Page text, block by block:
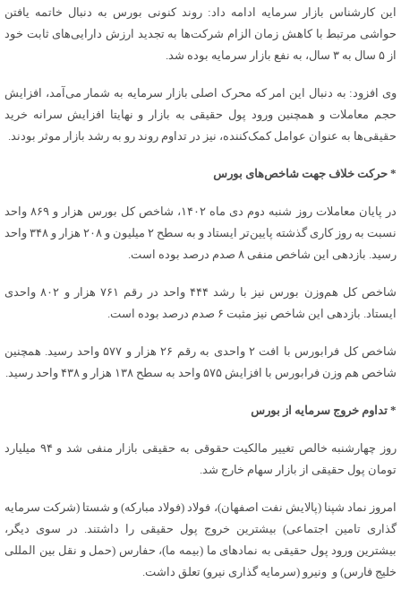
این کارشناس بازار سرمایه ادامه داد: روند کنونی بورس به دنبال خاتمه یافتن
حواشی مرتبط با کاهش زمان الزام شرکت‌ها به تجدید ارزش دارایی‌های ثابت خود
از ۵ سال به ۳ سال، به نفع بازار سرمایه بوده شد.
وی افزود: به دنبال این امر که محرک اصلی بازار سرمایه به شمار می‌آمد، افزایش
حجم معاملات و همچنین ورود پول حقیقی به بازار و نهایتا افزایش سرانه خرید
حقیقی‌ها به عنوان عوامل کمک‌کننده، نیز در تداوم روند رو به رشد بازار موثر بودند.
* حرکت خلاف جهت شاخص‌های بورس
در پایان معاملات روز شنبه دوم دی ماه ۱۴۰۲، شاخص کل بورس هزار و ۸۶۹ واحد
نسبت به روز کاری گذشته پایین‌تر ایستاد و به سطح ۲ میلیون و ۲۰۸ هزار و ۳۴۸ واحد
رسید. بازدهی این شاخص منفی ۸ صدم درصد بوده است.
شاخص کل هم‌وزن بورس نیز با رشد ۴۴۴ واحد در رقم ۷۶۱ هزار و ۸۰۲ واحدی
ایستاد. بازدهی این شاخص نیز مثبت ۶ صدم درصد بوده است.
شاخص کل فرابورس با افت ۲ واحدی به رقم ۲۶ هزار و ۵۷۷ واحد رسید. همچنین
شاخص هم وزن فرابورس با افزایش ۵۷۵ واحد به سطح ۱۳۸ هزار و ۴۳۸ واحد رسید.
* تداوم خروج سرمایه از بورس
روز چهارشنبه خالص تغییر مالکیت حقوقی به حقیقی بازار منفی شد و ۹۴ میلیارد
تومان پول حقیقی از بازار سهام خارج شد.
امروز نماد شپنا (پالایش نفت اصفهان)، فولاد (فولاد مبارکه) و شستا (شرکت سرمایه
گذاری تامین اجتماعی) بیشترین خروج پول حقیقی را داشتند. در سوی دیگر،
بیشترین ورود پول حقیقی به نمادهای ما (بیمه ما)، حفارس (حمل و نقل بین المللی
خلیج فارس) و ونیرو (سرمایه‌ گذاری‌ نیرو) تعلق داشت.